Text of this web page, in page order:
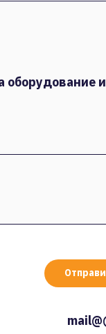
оборудование и